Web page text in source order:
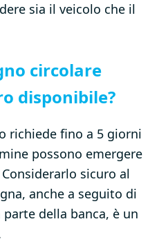
sia il veicolo che il
circolare
disponibile?
richiede fino a 5 giorni
possono emergere
sicuro al
anche a seguito di
della banca, è un